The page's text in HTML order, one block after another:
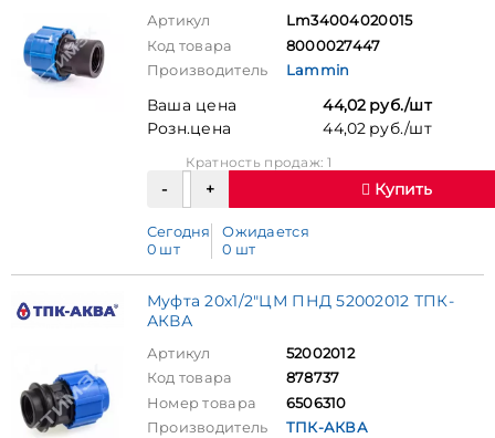
Артикул
Lm34004020015
Код товара
8000027447
Производитель
Lammin
Ваша цена
44,02 руб./шт
Розн.цена
44,02 руб./шт
Кратность продаж: 1
Купить
Сегодня
0 шт
Ожидается
0 шт
Муфта 20х1/2"ЦМ ПНД 52002012 ТПК-
АКВА
Артикул
52002012
Код товара
878737
Номер товара
6506310
Производитель
ТПК-АКВА